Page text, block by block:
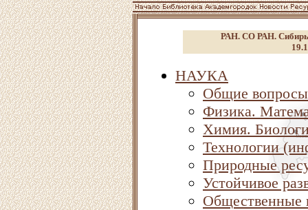
РАН. СО РАН. Сибирь.
НАУКА
Общие вопросы
Физика.
Химия.
Технологии
Природные
Устойчивое
Общественные